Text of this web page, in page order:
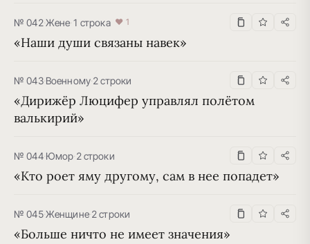
№ 042·Жене·1 строка ♥ 1
«Наши души связаны навек»
№ 043·Военному·2 строки
«Дирижёр Люцифер управлял полётом
валькирий»
№ 044·Юмор·2 строки
«Кто роет яму другому, сам в нее попадет»
№ 045·Женщине·2 строки
«Больше ничто не имеет значения»